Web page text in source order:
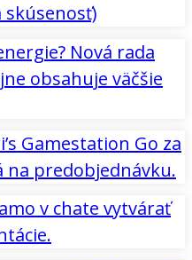
Nová rada
obsahuje väčšie
Gamestation Go za
na predobjednávku.
v chate vytvárať